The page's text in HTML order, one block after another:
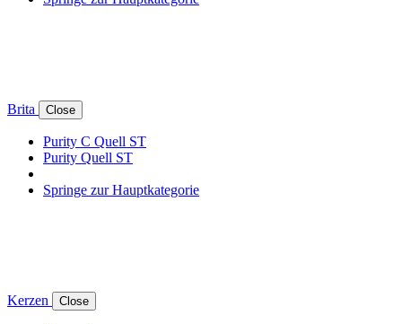
Brita Close
Purity C Quell ST
Purity Quell ST
Springe zur Hauptkategorie
Kerzen Close